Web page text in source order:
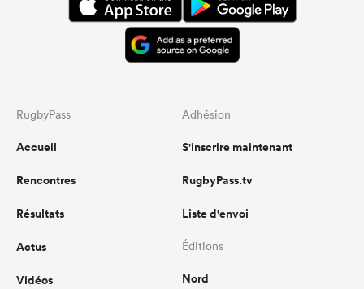
RugbyPass
Accueil
Rencontres
Résultats
Actus
Vidéos
Adhésion
S'inscrire maintenant
RugbyPass.tv
Liste d'envoi
Éditions
Nord